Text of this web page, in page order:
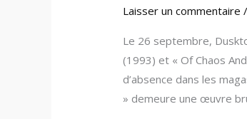
Laisser un commentaire /
Le 26 septembre,
(1993) et « Of Chaos
d’absence dans les
» demeure une œuvre